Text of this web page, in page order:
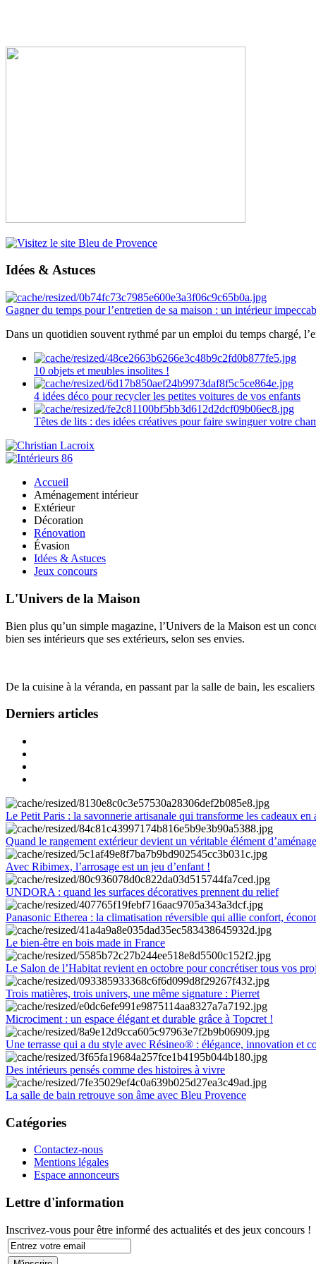
Idées & Astuces
Gagner du temps pour l’entretien de sa maison : un intérieur
Dans un quotidien souvent rythmé par un emploi du temps chargé,
10 objets et meubles insolites !
4 idées déco pour recycler les petites voitures de vos enfants
Têtes de lits : des idées créatives pour faire swinguer votre
Accueil
Aménagement intérieur
Extérieur
Décoration
Rénovation
Évasion
Idées & Astuces
Jeux concours
L'Univers de la Maison
Bien plus qu’un simple magazine, l’Univers de la Maison est un
bien ses intérieurs que ses extérieurs, selon ses envies.
De la cuisine à la véranda, en passant par la salle de bain, les
Derniers articles
Le Petit Paris : la savonnerie artisanale qui transforme les cadeaux en
Quand le rangement extérieur devient un véritable élément
Avec Ribimex, l’arrosage est un jeu d’enfant !
UNDORA : quand les surfaces décoratives prennent du relief
Panasonic Etherea : la climatisation réversible qui allie confort,
Le bien-être en bois made in France
Le Salon de l’Habitat revient en octobre pour concrétiser tous vos
Trois matières, trois univers, une même signature : Pierret
Microciment : un espace élégant et durable grâce à Topcret !
Une terrasse qui a du style avec Résineo® : élégance, innovation et
Des intérieurs pensés comme des histoires à vivre
La salle de bain retrouve son âme avec Bleu Provence
Catégories
Contactez-nous
Mentions légales
Espace annonceurs
Lettre d'information
Inscrivez-vous pour être informé des actualités et des jeux concours !